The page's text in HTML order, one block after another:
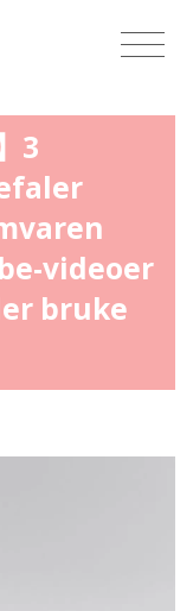
3
videoer
bruke